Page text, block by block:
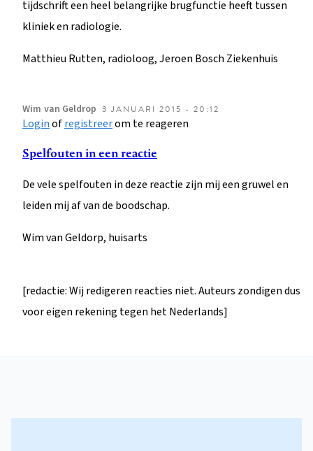
tijdschrift een heel belangrijke brugfunctie heeft tussen
kliniek en radiologie.
Matthieu Rutten, radioloog, Jeroen Bosch Ziekenhuis
Wim van Geldrop 3 JANUARI 2015 - 20:12
Loginofregistreerom te reageren
Spelfouten in een reactie
De vele spelfouten in deze reactie zijn mij een gruwel en
leiden mij af van de boodschap.
Wim van Geldorp, huisarts
[redactie: Wij redigeren reacties niet. Auteurs zondigen dus
voor eigen rekening tegen het Nederlands]